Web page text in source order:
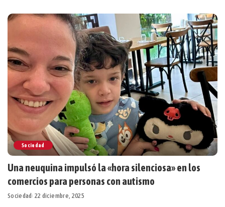
Sociedad
Una neuquina impulsó la «hora silenciosa» en los
comercios para personas con autismo
Sociedad 22 diciembre, 2025